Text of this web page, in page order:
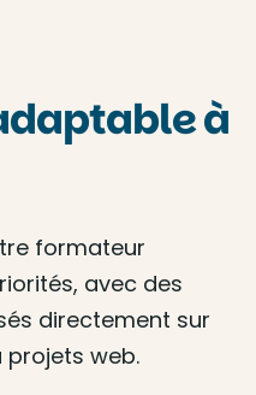
à
formateur
avec des
directement sur
web.